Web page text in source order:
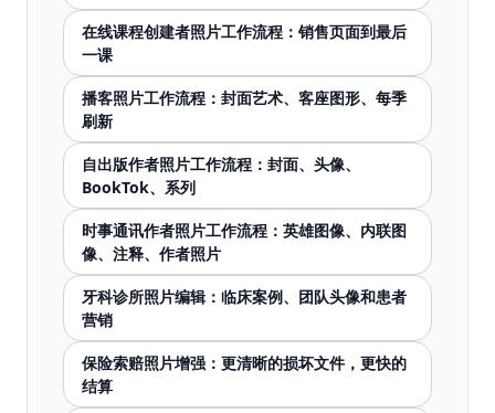
在线课程创建者照片工作流程：销售页面到最后
一课
播客照片工作流程：封面艺术、客座图形、每季
刷新
自出版作者照片工作流程：封面、头像、
BookTok、系列
时事通讯作者照片工作流程：英雄图像、内联图
像、注释、作者照片
牙科诊所照片编辑：临床案例、团队头像和患者
营销
保险索赔照片增强：更清晰的损坏文件，更快的
结算